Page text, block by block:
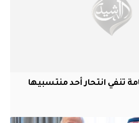
تنفي انتحار أحد منتسبيها